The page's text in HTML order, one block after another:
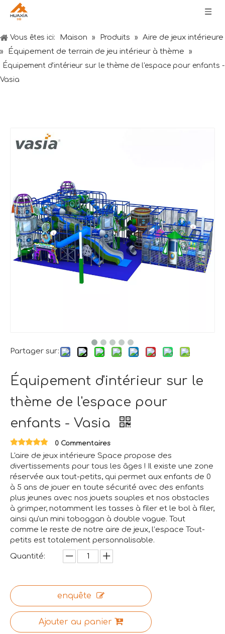
Vous êtes ici: Maison » Produits » Aire de jeux intérieure
» Équipement de terrain de jeu intérieur à thème
»
Équipement d'intérieur sur le thème de l'espace pour enfants -
Vasia
Partager sur:
Équipement d'intérieur sur le
thème de l'espace pour
enfants - Vasia
0 Commentaires
L'aire de jeux intérieure Space propose des
divertissements pour tous les âges ! Il existe une zone
réservée aux tout-petits, qui permet aux enfants de 0
à 5 ans de jouer en toute sécurité avec des enfants
plus jeunes avec nos jouets souples et nos obstacles
à grimper, notamment les tasses à filer et le bol à filer,
ainsi qu'un mini toboggan à double vague. Tout
comme le reste de notre aire de jeux, l’espace Tout-
petits est totalement personnalisable.
Quantité:
enquête
Ajouter au panier